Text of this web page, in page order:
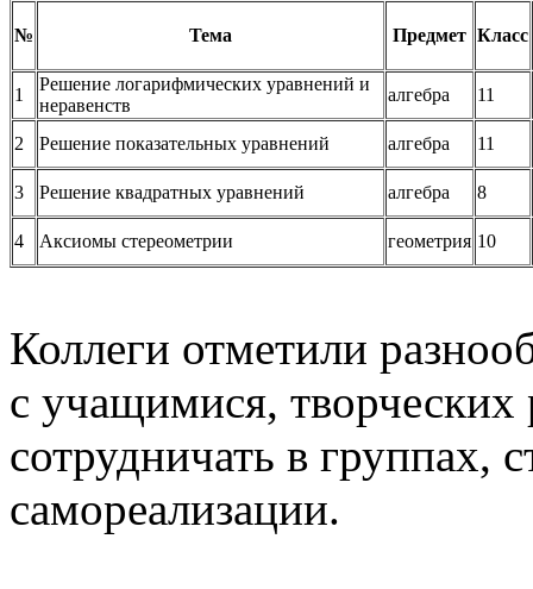
№ Тема Предмет Класс
1
Решение логарифмических уравнений и
неравенств
алгебра 11
2 Решение показательных уравнений алгебра 11
3 Решение квадратных уравнений алгебра 8
4 Аксиомы стереометрии геометрия 10
Коллеги отметили
с учащимися,
сотрудничать в группах,
самореализации.